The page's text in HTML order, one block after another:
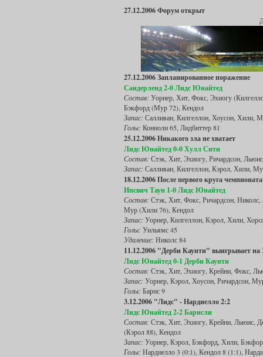
27.12.2006 Форум открыт
27.12.2006 Запланированное поражение
Сандерленд 2-0 Лидс Юнайтед
Состав: Уорнер, Хит, Фокс, Эхиогу
Бэкфорд (Мур 72), Кендол
Запас: Салливан, Килгеллон, Хоусон, Хили,
Голы: Конноли 65, Лидбиттер 81
25.12.2006 Никакого зла не хватает
Лидс Юнайтед 0-0 Хулл Сити
Состав: Стэк, Хит, Эхиогу, Ричардсон,
Запас: Салливан, Килгеллон, Кэрол, Хили,
18.12.2006 После первого круга
Ипсвич Таун 1-0 Лидс Юнайтед
Состав: Стэк, Хит, Фокс, Ричардсон,
Мур (Хили 76), Кендол
Запас: Уорнер, Килгеллон, Кэрол, Хили,
Голы: Уильямс 45
Удаление: Николс 84
11.12.2006 "Дерби Каунти" выигрывает на
Лидс Юнайтед 0-1 Дерби Каунти
Состав: Стэк, Хит, Эхиогу, Крейни, Фокс,
Запас: Уорнер, Кэрол, Хоусон, Ричардсон,
Голы: Барнс 9
3.12.2006 "Лидс" - Нардиелло 2:2
Лидс Юнайтед 2-2 Барнсли
Состав: Стэк, Хит, Эхиогу, Крейни, Льюис,
(Кэрол 88), Кендол
Запас: Уорнер, Кэрол, Бэкфорд, Хили,
Голы: Нардиелло 3 (0:1), Кендол 8 (1:1),